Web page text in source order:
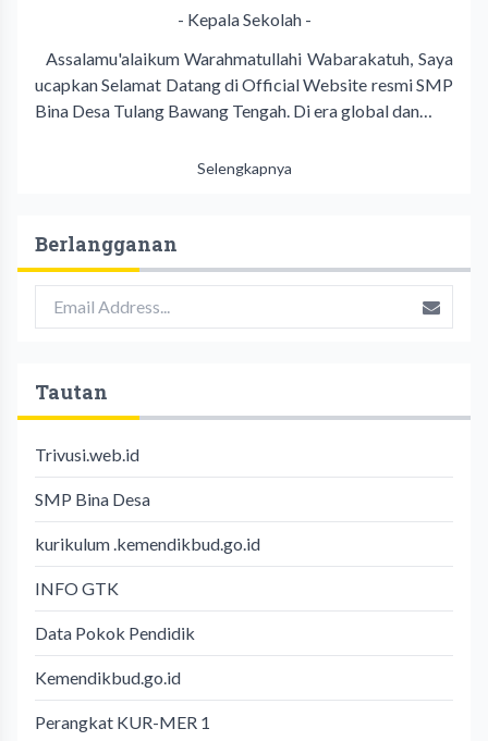
- Kepala Sekolah -
Assalamu'alaikum Warahmatullahi Wabarakatuh, Saya
ucapkan Selamat Datang di Official Website resmi SMP
Bina Desa Tulang Bawang Tengah. Di era global dan…
Selengkapnya
Berlangganan
Tautan
Trivusi.web.id
SMP Bina Desa
kurikulum .kemendikbud.go.id
INFO GTK
Data Pokok Pendidik
Kemendikbud.go.id
Perangkat KUR-MER 1